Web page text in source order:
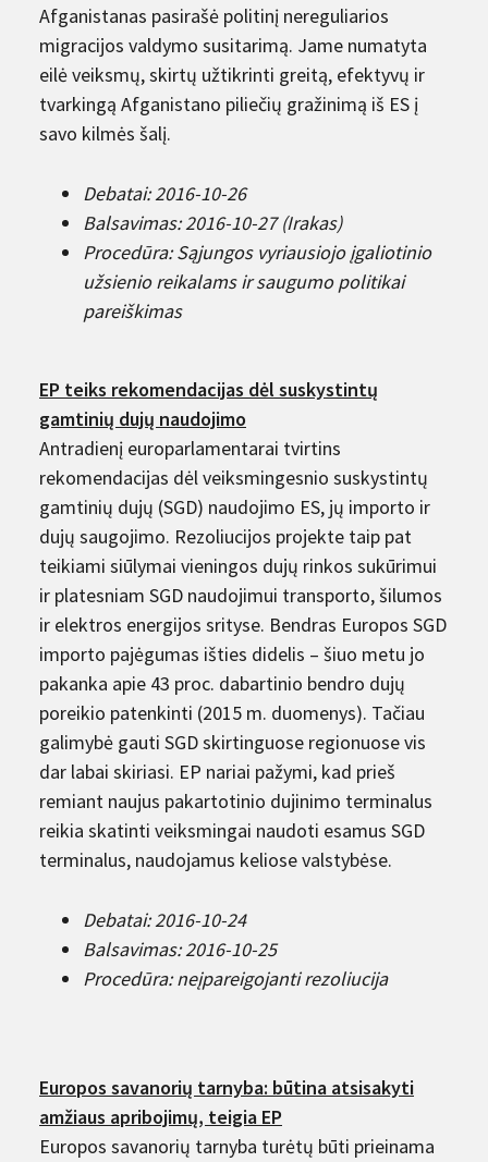
Afganistanas pasirašė politinį nereguliarios
migracijos valdymo susitarimą. Jame numatyta
eilė veiksmų, skirtų užtikrinti greitą, efektyvų ir
tvarkingą Afganistano piliečių gražinimą iš ES į
savo kilmės šalį.
Debatai: 2016-10-26
Balsavimas: 2016-10-27 (Irakas)
Procedūra: Sąjungos vyriausiojo įgaliotinio
užsienio reikalams ir saugumo politikai
pareiškimas
EP teiks rekomendacijas dėl suskystintų
gamtinių dujų naudojimo
Antradienį europarlamentarai tvirtins
rekomendacijas dėl veiksmingesnio suskystintų
gamtinių dujų (SGD) naudojimo ES, jų importo ir
dujų saugojimo. Rezoliucijos projekte taip pat
teikiami siūlymai vieningos dujų rinkos sukūrimui
ir platesniam SGD naudojimui transporto, šilumos
ir elektros energijos srityse. Bendras Europos SGD
importo pajėgumas išties didelis – šiuo metu jo
pakanka apie 43 proc. dabartinio bendro dujų
poreikio patenkinti (2015 m. duomenys). Tačiau
galimybė gauti SGD skirtinguose regionuose vis
dar labai skiriasi. EP nariai pažymi, kad prieš
remiant naujus pakartotinio dujinimo terminalus
reikia skatinti veiksmingai naudoti esamus SGD
terminalus, naudojamus keliose valstybėse.
Debatai: 2016-10-24
Balsavimas: 2016-10-25
Procedūra: neįpareigojanti rezoliucija
Europos savanorių tarnyba: būtina atsisakyti
amžiaus apribojimų, teigia EP
Europos savanorių tarnyba turėtų būti prieinama